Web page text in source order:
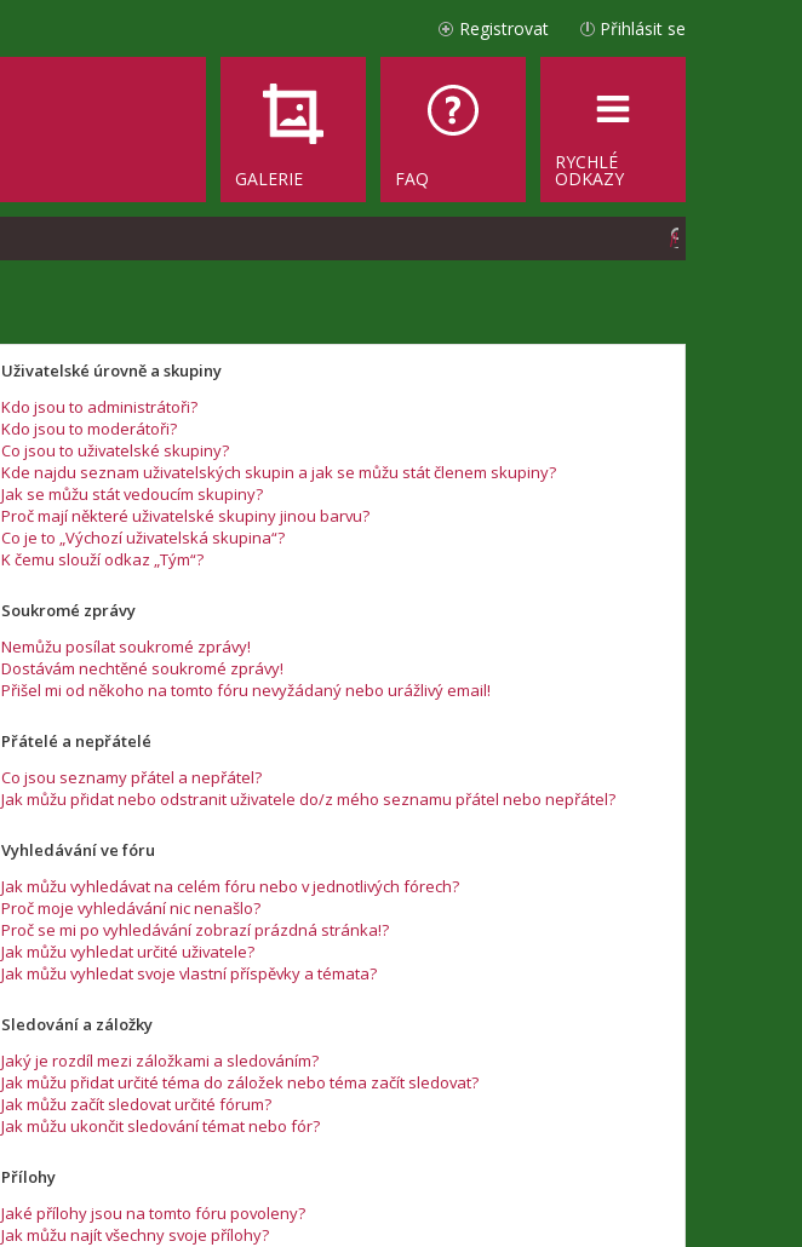
Přihlásit se
Registrovat
RYCHLÉ
ODKAZY
FAQ
GALERIE
H
Uživatelské úrovně a skupiny
Kdo jsou to administrátoři?
Kdo jsou to moderátoři?
Co jsou to uživatelské skupiny?
Kde najdu seznam uživatelských skupin a jak se můžu stát členem skupiny?
Jak se můžu stát vedoucím skupiny?
Proč mají některé uživatelské skupiny jinou barvu?
Co je to „Výchozí uživatelská skupina“?
K čemu slouží odkaz „Tým“?
Soukromé zprávy
Nemůžu posílat soukromé zprávy!
Dostávám nechtěné soukromé zprávy!
Přišel mi od někoho na tomto fóru nevyžádaný nebo urážlivý email!
Přátelé a nepřátelé
Co jsou seznamy přátel a nepřátel?
Jak můžu přidat nebo odstranit uživatele do/z mého seznamu přátel nebo nepřátel?
Vyhledávání ve fóru
Jak můžu vyhledávat na celém fóru nebo v jednotlivých fórech?
Proč moje vyhledávání nic nenašlo?
Proč se mi po vyhledávání zobrazí prázdná stránka!?
Jak můžu vyhledat určité uživatele?
Jak můžu vyhledat svoje vlastní příspěvky a témata?
Sledování a záložky
Jaký je rozdíl mezi záložkami a sledováním?
Jak můžu přidat určité téma do záložek nebo téma začít sledovat?
Jak můžu začít sledovat určité fórum?
Jak můžu ukončit sledování témat nebo fór?
Přílohy
Jaké přílohy jsou na tomto fóru povoleny?
Jak můžu najít všechny svoje přílohy?